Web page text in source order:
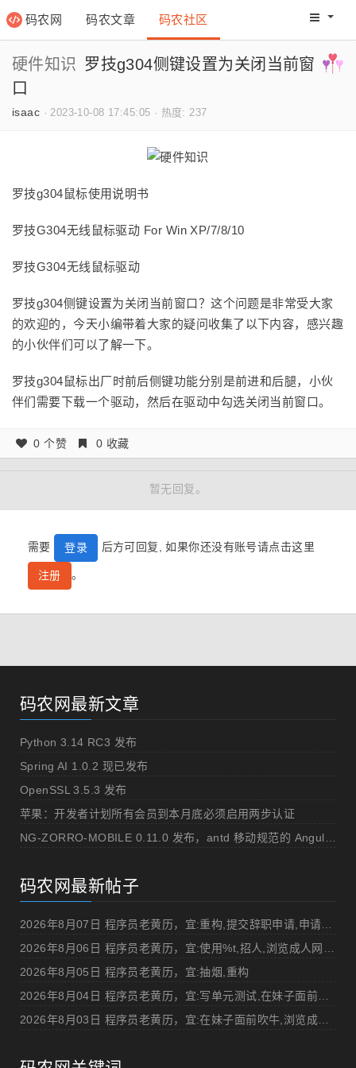
码农网 码农文章 码农社区 码农网
硬件知识
罗技g304侧键设置为关闭当前窗
口
isaac ·2023-10-08 17:45:05 · 热度: 237
罗技g304鼠标使用说明书
罗技G304无线鼠标驱动 For Win XP/7/8/10
罗技G304无线鼠标驱动
罗技g304侧键设置为关闭当前窗口？这个问题是非常受大家
的欢迎的，今天小编带着大家的疑问收集了以下内容，感兴趣
的小伙伴们可以了解一下。
罗技g304鼠标出厂时前后侧键功能分别是前进和后腿，小伙
伴们需要下载一个驱动，然后在驱动中勾选关闭当前窗口。
0 个赞 0 收藏
暂无回复。
需要 登录 后方可回复, 如果你还没有账号请点击这里
注册 。
码农网最新文章
Python 3.14 RC3 发布
Spring AI 1.0.2 现已发布
OpenSSL 3.5.3 发布
苹果：开发者计划所有会员到本月底必须启用两步认证
码农网最新帖子
2026年8月05日 程序员老黄历，宜:抽烟,重构